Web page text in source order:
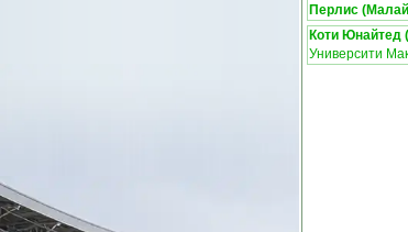
Перлис
Коти Юнайтед
Университи